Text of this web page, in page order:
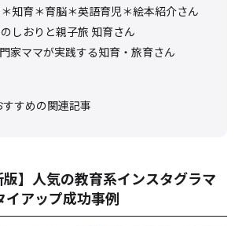
知育＊育脳＊英語育児＊絵本紹介さん
しおりと親子旅 知育さん
家ママが実践する知育・旅育さん
すすめの関連記事
版】人気の教育系インスタグラマ
イアップ成功事例